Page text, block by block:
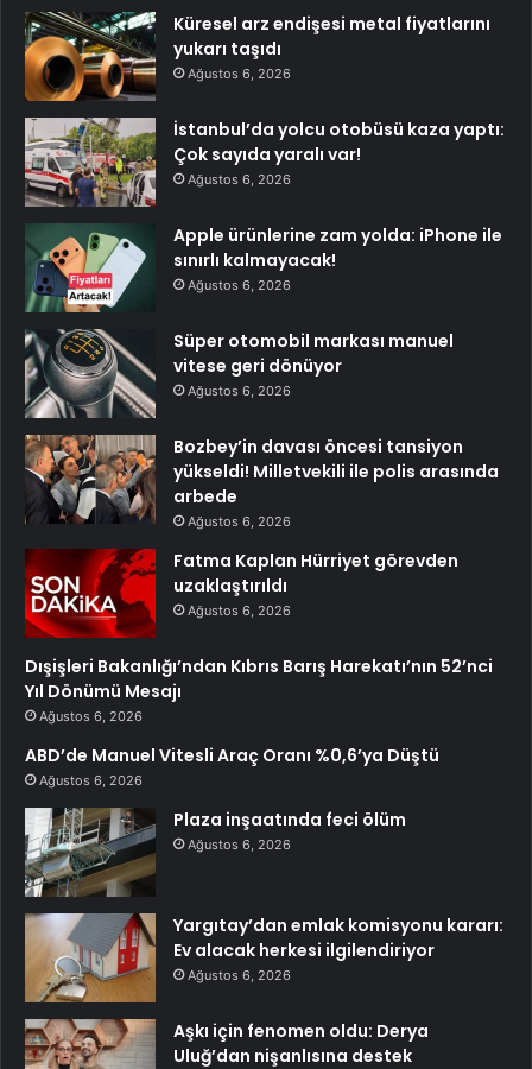
Küresel arz endişesi metal fiyatlarını
yukarı taşıdı
Ağustos 6, 2026
İstanbul’da yolcu otobüsü kaza yaptı:
Çok sayıda yaralı var!
Ağustos 6, 2026
Apple ürünlerine zam yolda: iPhone ile
sınırlı kalmayacak!
Ağustos 6, 2026
Süper otomobil markası manuel
vitese geri dönüyor
Ağustos 6, 2026
Bozbey’in davası öncesi tansiyon
yükseldi! Milletvekili ile polis arasında
arbede
Ağustos 6, 2026
Fatma Kaplan Hürriyet görevden
uzaklaştırıldı
Ağustos 6, 2026
Dışişleri Bakanlığı’ndan Kıbrıs Barış Harekatı’nın 52’nci
Yıl Dönümü Mesajı
Ağustos 6, 2026
ABD’de Manuel Vitesli Araç Oranı %0,6’ya Düştü
Ağustos 6, 2026
Plaza inşaatında feci ölüm
Ağustos 6, 2026
Yargıtay’dan emlak komisyonu kararı:
Ev alacak herkesi ilgilendiriyor
Ağustos 6, 2026
Aşkı için fenomen oldu: Derya
Uluğ’dan nişanlısına destek